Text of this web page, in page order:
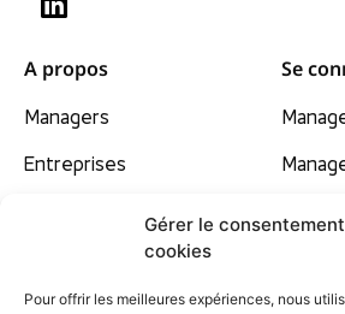
Gérer le
cookies
Pour offrir les meilleures expériences, nous
A propos
Managers
Entreprises
Contact
Se